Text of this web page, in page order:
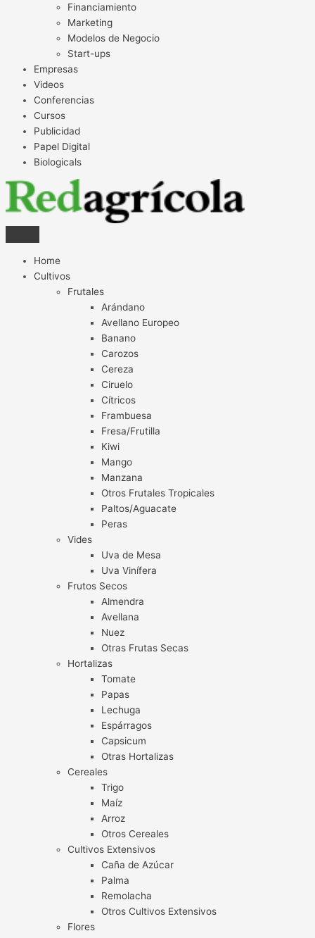
Financiamiento
Marketing
Modelos de Negocio
Start-ups
Empresas
Videos
Conferencias
Cursos
Publicidad
Papel Digital
Biologicals
Home
Cultivos
Frutales
Arándano
Avellano Europeo
Banano
Carozos
Cereza
Ciruelo
Cítricos
Frambuesa
Fresa/Frutilla
Kiwi
Mango
Manzana
Otros Frutales Tropicales
Paltos/Aguacate
Peras
Vides
Uva de Mesa
Uva Vinífera
Frutos Secos
Almendra
Avellana
Nuez
Otras Frutas Secas
Hortalizas
Tomate
Papas
Lechuga
Espárragos
Capsicum
Otras Hortalizas
Cereales
Trigo
Maíz
Arroz
Otros Cereales
Cultivos Extensivos
Caña de Azúcar
Palma
Remolacha
Otros Cultivos Extensivos
Flores